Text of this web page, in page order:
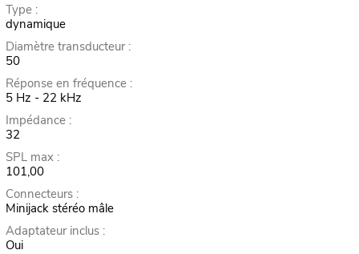
Type :
dynamique
Diamètre transducteur :
50
Réponse en fréquence :
5 Hz - 22 kHz
Impédance :
32
SPL max :
101,00
Connecteurs :
Minijack stéréo mâle
Adaptateur inclus :
Oui